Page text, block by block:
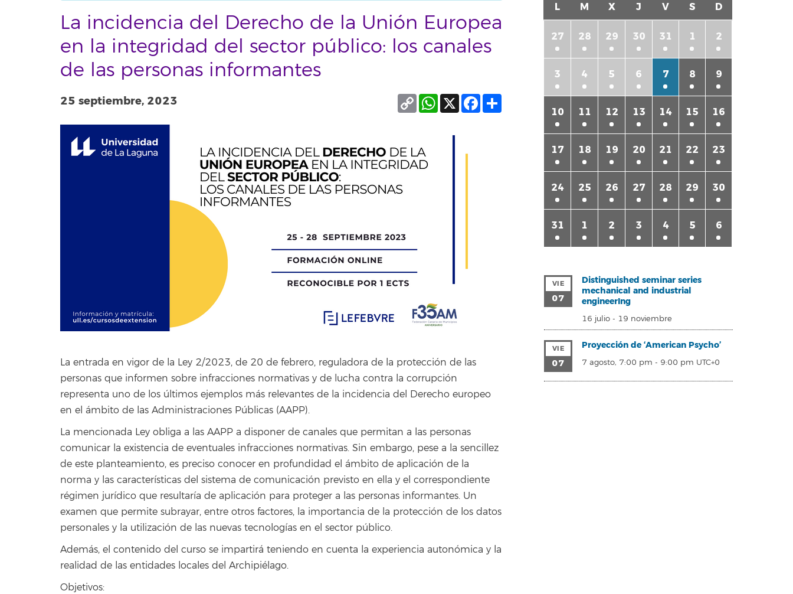
La incidencia del Derecho de la Unión Europea
en la integridad del sector público: los canales
de las personas informantes
25 septiembre, 2023 Compartir
Facebook
X
WhatsApp
Copy
Link
La entrada en vigor de la Ley 2/2023, de 20 de febrero, reguladora de la protección de las
personas que informen sobre infracciones normativas y de lucha contra la corrupción
representa uno de los últimos ejemplos más relevantes de la incidencia del Derecho europeo
en el ámbito de las Administraciones Públicas (AAPP).
La mencionada Ley obliga a las AAPP a disponer de canales que permitan a las personas
comunicar la existencia de eventuales infracciones normativas. Sin embargo, pese a la sencillez
de este planteamiento, es preciso conocer en profundidad el ámbito de aplicación de la
norma y las características del sistema de comunicación previsto en ella y el correspondiente
régimen jurídico que resultaría de aplicación para proteger a las personas informantes. Un
examen que permite subrayar, entre otros factores, la importancia de la protección de los datos
personales y la utilización de las nuevas tecnologías en el sector público.
Además, el contenido del curso se impartirá teniendo en cuenta la experiencia autonómica y la
realidad de las entidades locales del Archipiélago.
Objetivos:
L M X J V S D
27 28 29 30 31 1 2
3 4 5 6 7 8 9
10 11 12 13 14 15 16
17 18 19 20 21 22 23
24 25 26 27 28 29 30
31 1 2 3 4 5 6
VIE
07
Distinguished seminar series
mechanical and industrial
engineerIng
16 julio - 19 noviembre
VIE
07
Proyección de ‘American Psycho’
7 agosto, 7:00 pm - 9:00 pm UTC+0